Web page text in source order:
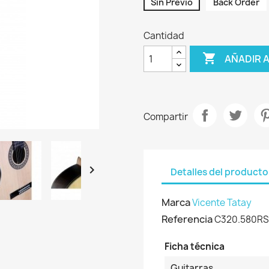

Cantidad
 AÑADIR
Compartir
Detalles del producto
MarcaVicente Tatay
ReferenciaC320.580RS
Ficha técnica